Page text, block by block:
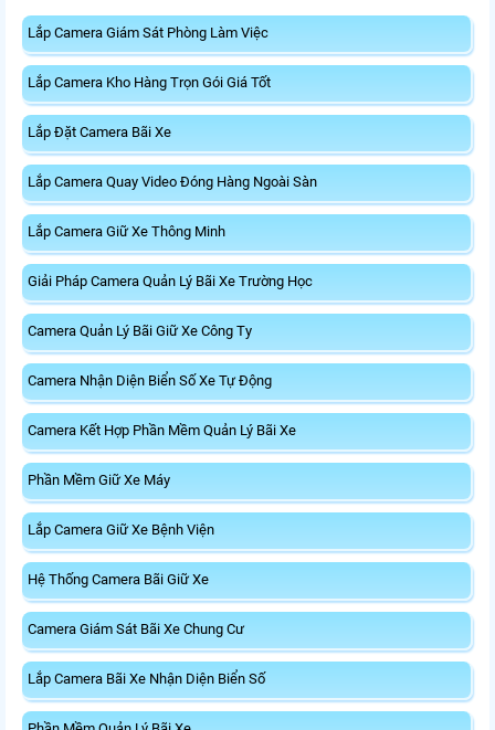
Lắp Camera Giám Sát Phòng Làm Việc
Lắp Camera Kho Hàng Trọn Gói Giá Tốt
Lắp Đặt Camera Bãi Xe
Lắp Camera Quay Video Đóng Hàng Ngoài Sàn
Lắp Camera Giữ Xe Thông Minh
Giải Pháp Camera Quản Lý Bãi Xe Trường Học
Camera Quản Lý Bãi Giữ Xe Công Ty
Camera Nhận Diện Biển Số Xe Tự Động
Camera Kết Hợp Phần Mềm Quản Lý Bãi Xe
Phần Mềm Giữ Xe Máy
Lắp Camera Giữ Xe Bệnh Viện
Hệ Thống Camera Bãi Giữ Xe
Camera Giám Sát Bãi Xe Chung Cư
Lắp Camera Bãi Xe Nhận Diện Biển Số